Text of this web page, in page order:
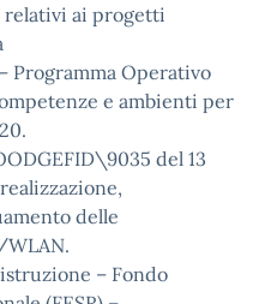
relativi ai progetti
Programma Operativo
e ambienti per
del 13
delle
– Fondo